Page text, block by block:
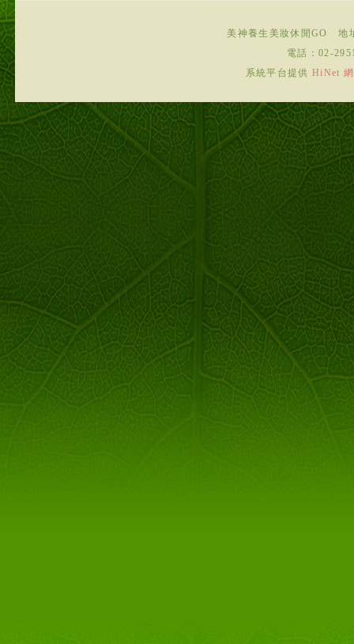
美神養生美妝休閒GO
地
電話： 02-
系統平台提供HiNet